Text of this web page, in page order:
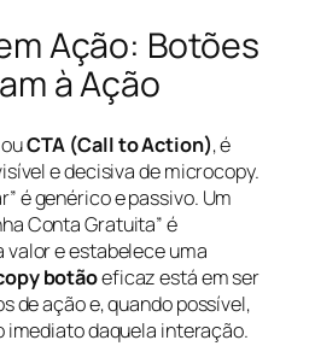
Ação: Botões
à Ação
CTA (Call to Action), é
e decisiva de microcopy.
é genérico e passivo. Um
Conta Gratuita” é
e estabelece uma
botãoeficaz está em ser
de ação e, quando possível,
daquela interação.